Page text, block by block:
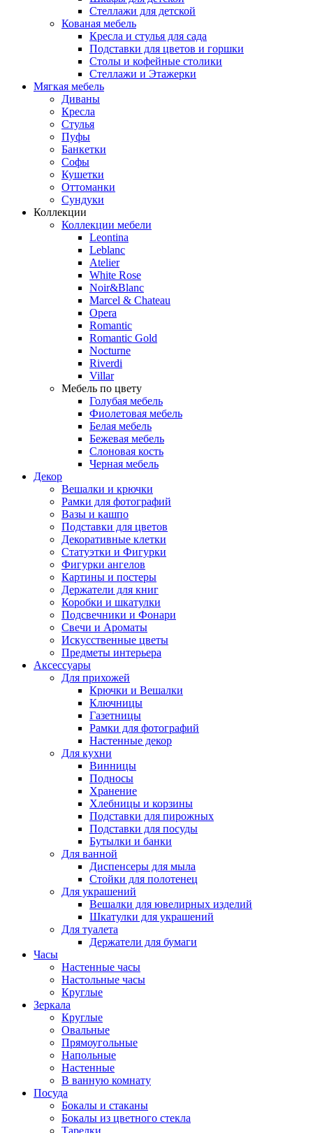
Стеллажи для детской
Кованая мебель
Кресла и стулья для сада
Подставки для цветов и горшки
Столы и кофейные столики
Стеллажи и Этажерки
Мягкая мебель
Диваны
Кресла
Стулья
Пуфы
Банкетки
Софы
Кушетки
Оттоманки
Сундуки
Коллекции
Коллекции мебели
Leontina
Leblanc
Аtelier
White Rose
Noir&Blanc
Marcel & Chateau
Opera
Romantic
Romantic Gold
Nocturne
Riverdi
Villar
Мебель по цвету
Голубая мебель
Фиолетовая мебель
Белая мебель
Бежевая мебель
Слоновая кость
Черная мебель
Декор
Вешалки и крючки
Рамки для фотографий
Вазы и кашпо
Подставки для цветов
Декоративные клетки
Статуэтки и Фигурки
Фигурки ангелов
Картины и постеры
Держатели для книг
Коробки и шкатулки
Подсвечники и Фонари
Свечи и Ароматы
Искусственные цветы
Предметы интерьера
Аксессуары
Для прихожей
Крючки и Вешалки
Ключницы
Газетницы
Рамки для фотографий
Настенные декор
Для кухни
Винницы
Подносы
Хранение
Хлебницы и корзины
Подставки для пирожных
Подставки для посуды
Бутылки и банки
Для ванной
Диспенсеры для мыла
Стойки для полотенец
Для украшений
Вешалки для ювелирных изделий
Шкатулки для украшений
Для туалета
Держатели для бумаги
Часы
Настенные часы
Настольные часы
Круглые
Зеркала
Круглые
Овальные
Прямоугольные
Напольные
Настенные
В ванную комнату
Посуда
Бокалы и стаканы
Бокалы из цветного стекла
Тарелки